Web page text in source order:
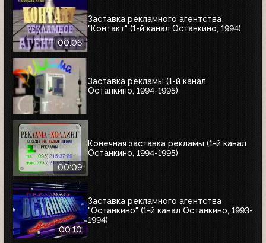
00:06
Заставка рекламного агентства
"Контакт" (1-й канал Останкино, 1994)
Заставка рекламы (1-й канал
Останкино, 1994-1995)
00:09
Конечная заставка рекламы (1-й канал
Останкино, 1994-1995)
00:10
Заставка рекламного агентства
"Останкино" (1-й канал Останкино, 1993-
1994)